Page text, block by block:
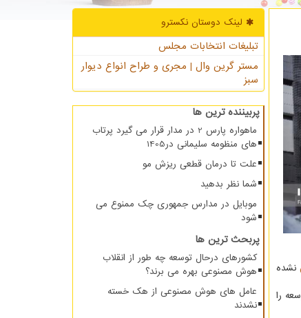
نشده
را
لینک دوستان نكسترو
تبلیغات انتخابات مجلس
مستر گرین وال | مجری و طراح انواع دیوار
سبز
پربیننده ترین ها
ماهواره پارس 2 در مدار قرار می گیرد پرتاب
های منظومه سلیمانی در1405
علت تا درمان قطعی ریزش مو
شما نظر بدهید
موبایل در مدارس جمهوری چک ممنوع می
شود
پربحث ترین ها
کشورهای درحال توسعه چه طور از انقلاب
هوش مصنوعی بهره می برند؟
عامل های هوش مصنوعی از هک خسته
نشدند